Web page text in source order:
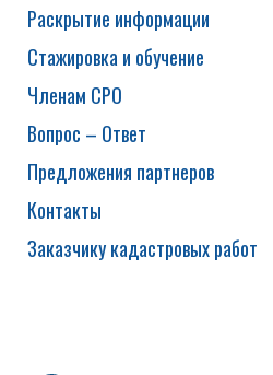
Раскрытие информации
Стажировка и обучение
Членам СРО
Вопрос – Ответ
Предложения партнеров
Контакты
Заказчику кадастровых работ